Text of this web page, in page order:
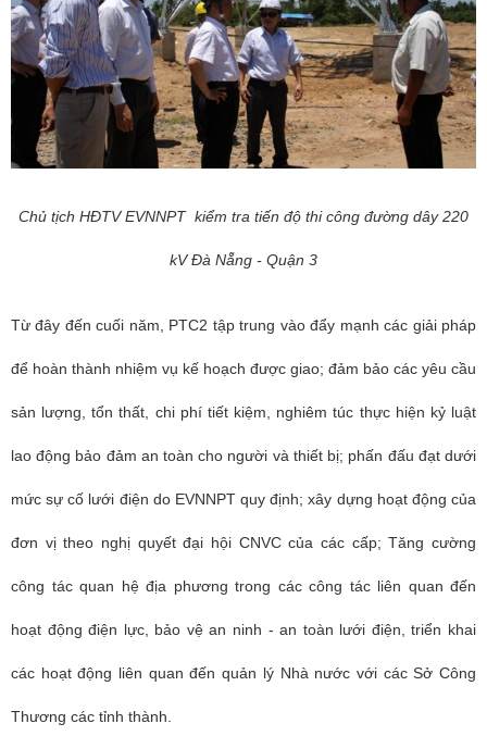
Chủ tịch HĐTV EVNNPT kiểm tra tiến độ thi công đường dây 220
kV Đà Nẵng - Quận 3
Từ đây đến cuối năm, PTC2 tập trung vào đẩy mạnh các giải pháp
để hoàn thành nhiệm vụ kế hoạch được giao; đảm bảo các yêu cầu
sản lượng, tổn thất, chi phí tiết kiệm, nghiêm túc thực hiện kỷ luật
lao động bảo đảm an toàn cho người và thiết bị; phấn đấu đạt dưới
mức sự cố lưới điện do EVNNPTquy định; xây dựng hoạt động của
đơn vị theo nghị quyết đại hội CNVC của các cấp; Tăng cường
công tác quan hệ địa phương trong các công tác liên quan đến
hoạt động điện lực, bảo vệ an ninh - an toàn lưới điện, triển khai
các hoạt động liên quan đến quản lý Nhà nước với các Sở Công
Thương các tỉnh thành.